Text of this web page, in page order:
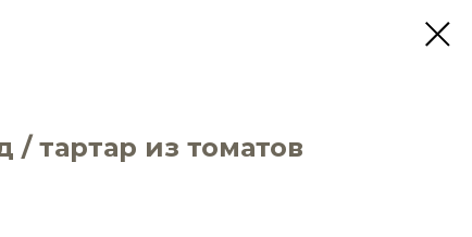
/ тартар из томатов